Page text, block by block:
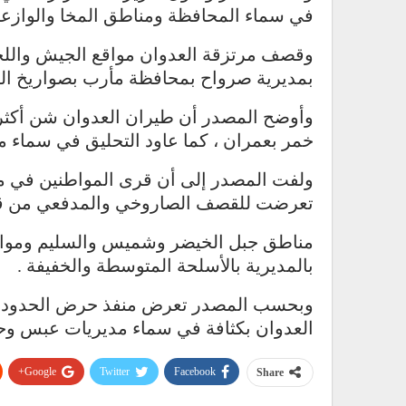
في سماء المحافظة ومناطق المخا
وقصف مرتزقة العدوان مواقع الجيش
بمديرية صرواح بمحافظة مأرب بصواريخ
وأوضح المصدر أن طيران العدوان شن
خمر بعمران ، كما عاود التحليق في سماء
ولفت المصدر إلى أن قرى المواطنين في
تعرضت للقصف الصاروخي والمدفعي من
مناطق جبل الخيضر وشميس والسليم
بالمديرية بالأسلحة المتوسطة والخفيفة .
وبحسب المصدر تعرض منفذ حرض
العدوان بكثافة في سماء مديريات عبس
Share
Facebook
Twitter
Google+